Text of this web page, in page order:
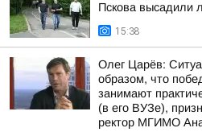
Пскова высадили
15:38
Олег Царёв:
образом, что
занимают
(в его ВУЗе),
ректор МГИМО